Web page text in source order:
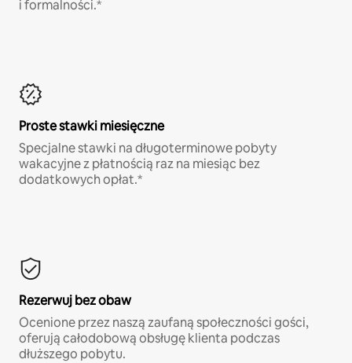
i formalności.*
Proste stawki miesięczne
Specjalne stawki na długoterminowe pobyty
wakacyjne z płatnością raz na miesiąc bez
dodatkowych opłat.*
Rezerwuj bez obaw
Ocenione przez naszą zaufaną społeczności gości,
oferują całodobową obsługę klienta podczas
dłuższego pobytu.